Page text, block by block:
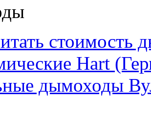
стоимость
Hart
дымоходы